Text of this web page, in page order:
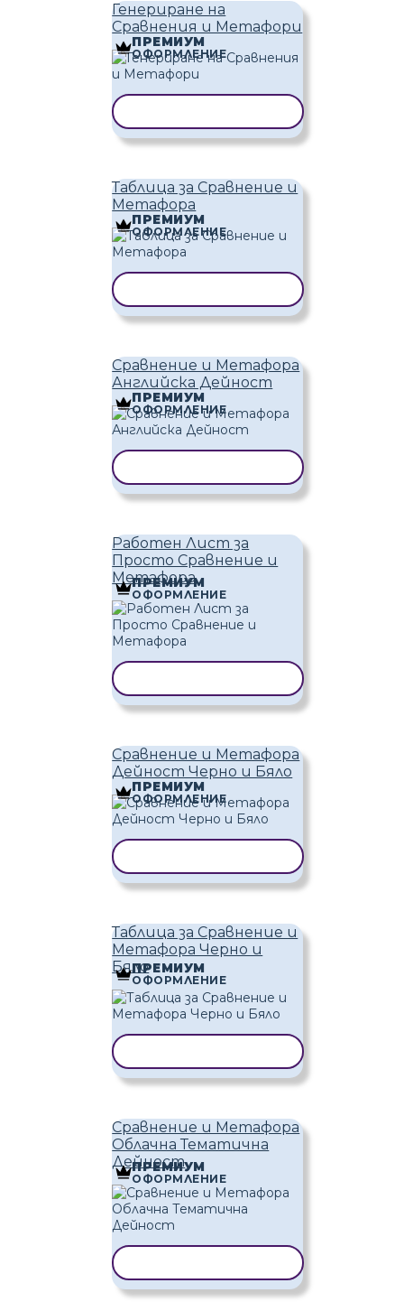
Генериране на
Сравнения и Метафори
ПРЕМИУМ
ОФОРМЛЕНИЕ
Таблица за Сравнение и
Метафора
ПРЕМИУМ
ОФОРМЛЕНИЕ
Сравнение и Метафора
Английска Дейност
ПРЕМИУМ
ОФОРМЛЕНИЕ
Работен Лист за
Просто Сравнение и
Метафора
ПРЕМИУМ
ОФОРМЛЕНИЕ
Сравнение и Метафора
Дейност Черно и Бяло
ПРЕМИУМ
ОФОРМЛЕНИЕ
Таблица за Сравнение и
Метафора Черно и
БялоПРЕМИУМ
ОФОРМЛЕНИЕ
Сравнение и Метафора
Облачна Тематична
Дейност
ПРЕМИУМ
ОФОРМЛЕНИЕ